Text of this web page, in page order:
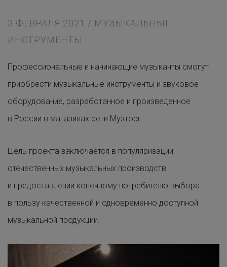
3 ФЕВРАЛЯ 2021 / МУЗЫКАЛЬНЫЕ
ИНСТРУМЕНТЫ
Профессиональные и начинающие музыканты смогут
приобрести музыкальные инструменты и звуковое
оборудование, разработанное и произведенное
в России в магазинах сети Музторг.
Цель проекта заключается в популяризации
отечественных музыкальных производств
и предоставлении конечному потребителю выбора
в пользу качественной и одновременно доступной
музыкальной продукции.